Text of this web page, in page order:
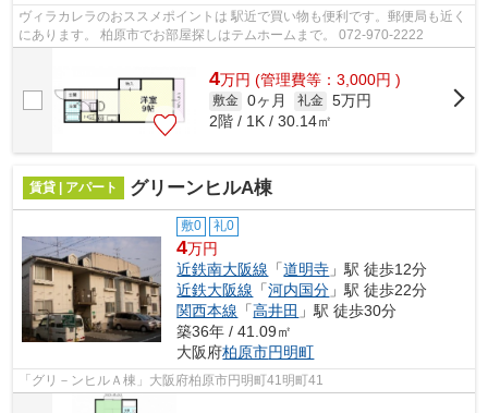
ヴィラカレラのおススメポイントは 駅近で買い物も便利です。郵便局も近く
にあります。 柏原市でお部屋探しはテムホームまで。 072-970-2222
4万円 (管理費等：3,000円 )
敷金 0ヶ月 礼金 5万円
2階 / 1K / 30.14㎡
賃貸 | アパート グリーンヒルA棟
敷0 礼0
4万円
近鉄南大阪線 「道明寺 」駅 徒歩12分
近鉄大阪線 「河内国分 」駅 徒歩22分
関西本線 「高井田 」駅 徒歩30分
築36年 / 41.09㎡
大阪府柏原市円明町
「グリ－ンヒルＡ棟」大阪府柏原市円明町41明町41